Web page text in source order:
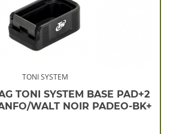
TONI SYSTEM
TONI SYSTEM BASE PAD+2
WALT NOIR PADEO-BK+